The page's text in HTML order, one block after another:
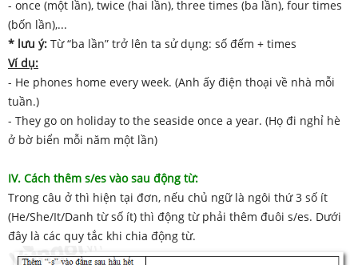
- once (một lần), twice (hai lần), three times (ba lần), four times
(bốn lần),...
* lưu ý: Từ “ba lần” trở lên ta sử dụng: số đếm + times
Ví dụ:
- He phones home every week. (Anh ấy điện thoại về nhà mỗi
tuần.)
- They go on holiday to the seaside once a year. (Họ đi nghỉ hè
ở bờ biển mỗi năm một lần)
IV. Cách thêm s/es vào sau động từ:
Trong câu ở thì hiện tại đơn, nếu chủ ngữ là ngôi thứ 3 số ít
(He/She/It/Danh từ số ít) thì động từ phải thêm đuôi s/es. Dưới
đây là các quy tắc khi chia động từ.